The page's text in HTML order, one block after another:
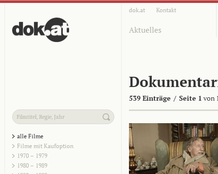
dok.at Kontakt
Aktuelles
539 Einträge / Seite 1 von
alle Filme
Filme mit Kaufoption
1970 – 1979
1980 – 1989